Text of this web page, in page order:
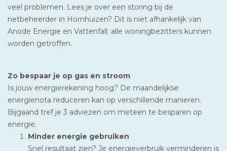
veel problemen. Lees je over een storing bij de
netbeheerder in Hornhuizen? Dit is niet afhankelijk van
Anode Energie en Vattenfall: alle woningbezitters kunnen
worden getroffen.
Zo bespaar je op gas en stroom
Is jouw energierekening hoog? De maandelijkse
energienota reduceren kan op verschillende manieren.
Bijgaand tref je 3 adviezen om meteen te besparen op
energie.
Minder energie gebruiken
Snel resultaat zien? Je energieverbruik verminderen is